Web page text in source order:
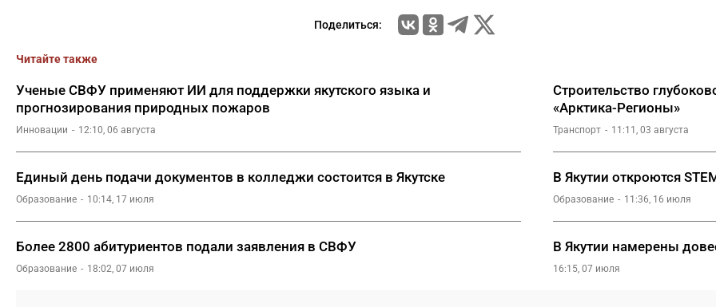
Поделиться:
Читайте также
Ученые СВФУ применяют ИИ для поддержки якутского языка и
прогнозирования природных пожаров
Инновации 12:10, 06 августа
Строительство
«Арктика-Регионы»
Транспорт 11:11, 03 августа
Единый день подачи документов в колледжи состоится в Якутске
Образование 10:14, 17 июля
В Якутии откроются
Образование 11:36, 16 июля
Более 2800 абитуриентов подали заявления в СВФУ
Образование 18:02, 07 июля
В Якутии намерены
16:15, 07 июля